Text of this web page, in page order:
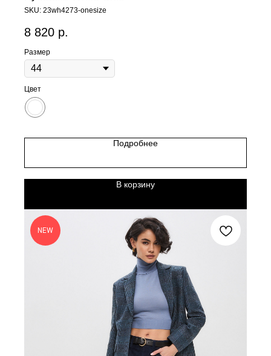
SKU: 23wh4273-onesize
8 820 р.
Размер
Цвет
Подробнее
В корзину
NEW